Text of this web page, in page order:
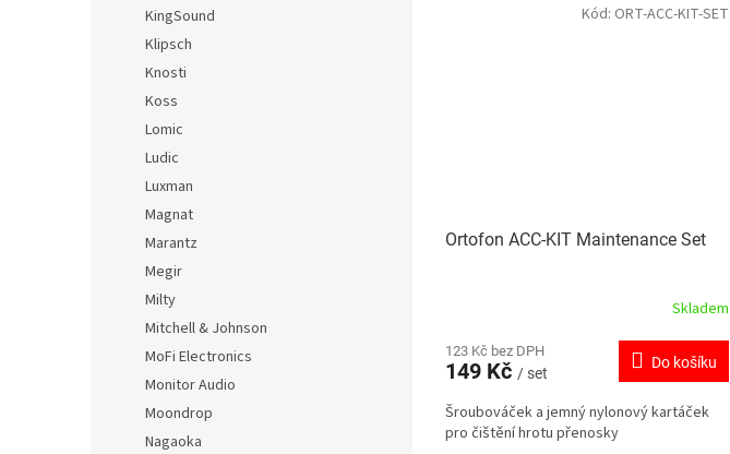
KingSound
Klipsch
Knosti
Koss
Lomic
Ludic
Luxman
Magnat
Marantz
Megir
Milty
Mitchell & Johnson
MoFi Electronics
Monitor Audio
Moondrop
Nagaoka
Ortofon ACC-KIT Maintenance Set
Skladem
123 Kč bez DPH
149 Kč / set
Do košíku
Šroubováček a jemný nylonový kartáček
pro čištění hrotu přenosky
Kód: ORT-ACC-KIT-SET